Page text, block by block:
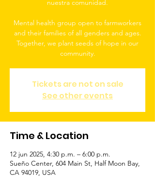
nuestra comunidad.
Mental health group open to farmworkers
and their families of all genders and ages.
Together, we plant seeds of hope in our
community.
Tickets are not on sale
See other events
Time & Location
12 jun 2025, 4:30 p.m. – 6:00 p.m.
Sueño Center, 604 Main St, Half Moon Bay,
CA 94019, USA